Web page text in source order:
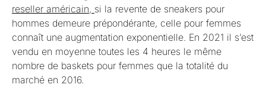
reseller américain, si la revente de sneakers pour
hommes demeure prépondérante, celle pour femmes
connaît une augmentation exponentielle. En 2021 il s’est
vendu en moyenne toutes les 4 heures le même
nombre de baskets pour femmes que la totalité du
marché en 2016.